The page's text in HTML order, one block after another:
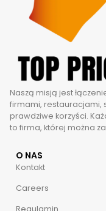
Naszą misją jest
firmami, restauracjami,
prawdziwe korzyści.
to firma, której można
O NAS
Kontakt
Careers